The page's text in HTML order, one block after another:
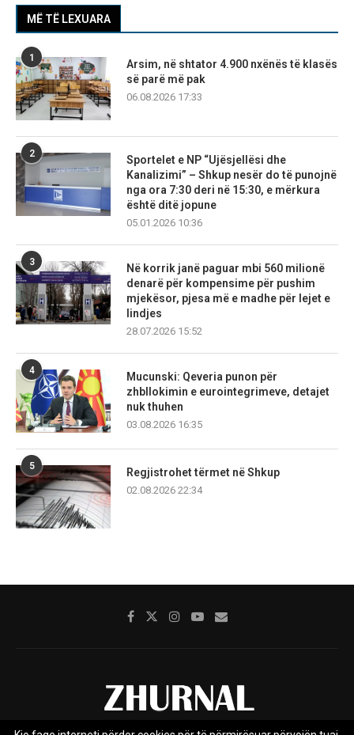
MË TË LEXUARA
1
Arsim, në shtator 4.900 nxënës të klasës
së parë më pak
06.08.2026 17:33
2
Sportelet e NP “Ujësjellësi dhe
Kanalizimi” – Shkup nesër do të punojnë
nga ora 7:30 deri në 15:30, e mërkura
është ditë jopune
05.01.2026 10:36
3
Në korrik janë paguar mbi 560 milionë
denarë për kompensime për pushim
mjekësor, pjesa më e madhe për lejet e
lindjes
28.07.2026 15:52
4
Mucunski: Qeveria punon për
zhbllokimin e eurointegrimeve, detajet
nuk thuhen
03.08.2026 16:35
5
Regjistrohet tërmet në Shkup
02.08.2026 22:34